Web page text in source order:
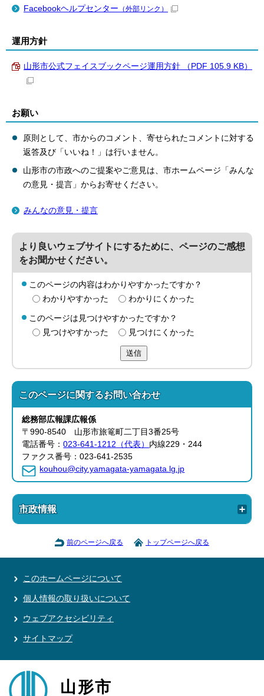
Facebookヘルプセンター （外部リンク）
運用方針
山形市公式フェイスブックページ運用方針 （PDF 105.9 KB）
お願い
原則として、市からのコメント、寄せられたコメントに対する
返答及び「いいね！」は行いません。
山形市の市政へのご提案やご意見は、市ホームページ「みんな
の意見・提言」からお寄せください。
みんなの意見・提言
より良いウェブサイトにするために、ページのご感想
をお聞かせください。
このページの内容はわかりやすかったですか？
わかりやすかった
わかりにくかった
このページは見つけやすかったですか？
見つけやすかった
見つけにくかった
送信
このページに関するお問い合わせ
総務部広報課広報係
〒990-8540 山形市旅篭町二丁目3番25号
電話番号：023-641-1212（代表） 内線229・244
ファクス番号：023-641-2535
kouhou@city.yamagata-yamagata.lg.jp
市政情報
前のページへ戻る トップページへ戻る
このホームページについて
個人情報の取り扱いについて
ウェブアクセシビリティ
サイトマップ
山形市